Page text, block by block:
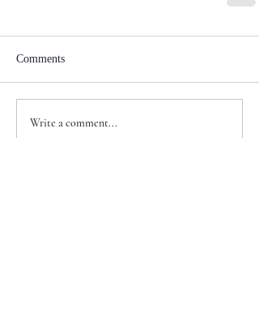
Comments
Write a comment...